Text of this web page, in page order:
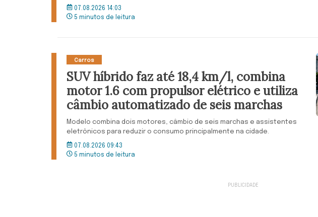
07.08.2026 14:03
5 minutos de leitura
Carros
SUV híbrido faz até 18,4 km/l, combina
motor 1.6 com propulsor elétrico e utiliza
câmbio automatizado de seis marchas
Modelo combina dois motores, câmbio de seis marchas e assistentes
eletrônicos para reduzir o consumo principalmente na cidade.
07.08.2026 09:43
5 minutos de leitura